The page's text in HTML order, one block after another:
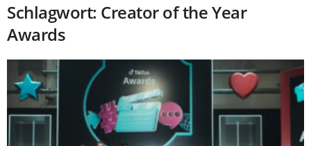
Schlagwort: Creator of the Year
Awards